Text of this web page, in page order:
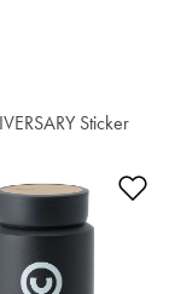
Sticker
รโปรด เ